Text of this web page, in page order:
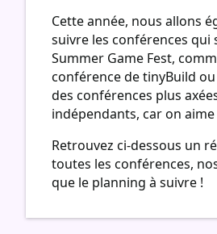
Cette année, nous allons
suivre les conférences
Summer Game Fest,
conférence de tinyBuild
des conférences plus
indépendants, car on aime
Retrouvez ci-dessous un
toutes les conférences,
que le planning à suivre !